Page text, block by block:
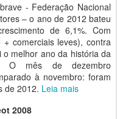
- Federação Nacional
– o ano de 2012 bateu
de 6,1%. Com
comerciais leves), contra
melhor ano da história da
O mês de dezembro
à novembro: foram
de 2012. Leia mais
2008